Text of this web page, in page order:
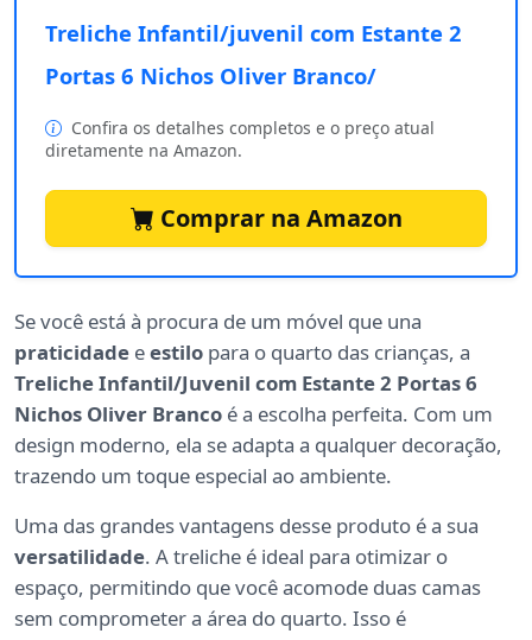
Treliche Infantil/juvenil com Estante 2
Portas 6 Nichos Oliver Branco/
Confira os detalhes completos e o preço atual
diretamente na Amazon.
Comprar na Amazon
Se você está à procura de um móvel que una
praticidade eestilo para o quarto das crianças, a
Treliche Infantil/Juvenil com Estante 2 Portas 6
Nichos Oliver Branco é a escolha perfeita. Com um
design moderno, ela se adapta a qualquer decoração,
trazendo um toque especial ao ambiente.
Uma das grandes vantagens desse produto é a sua
versatilidade. A treliche é ideal para otimizar o
espaço, permitindo que você acomode duas camas
sem comprometer a área do quarto. Isso é